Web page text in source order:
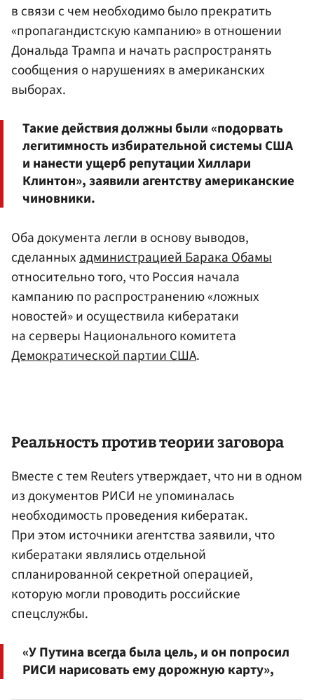
в связи с чем необходимо было прекратить
«пропагандистскую кампанию» в отношении
Дональда Трампа и начать распространять
сообщения о нарушениях в американских
выборах.
Такие действия должны были «подорвать
легитимность избирательной системы США
и нанести ущерб репутации Хиллари
Клинтон», заявили агентству американские
чиновники.
Оба документа легли в основу выводов,
сделанныхадминистрацией Барака Обамы
относительно того, что Россия начала
кампанию по распространению «ложных
новостей» и осуществила кибератаки
на серверы Национального комитета
Демократической партии США.
Реальность против теории заговора
Вместе с тем Reuters утверждает, что ни в одном
из документов РИСИ не упоминалась
необходимость проведения кибератак.
При этом источники агентства заявили, что
кибератаки являлись отдельной
спланированной секретной операцией,
которую могли проводить российские
спецслужбы.
«У Путина всегда была цель, и он попросил
РИСИ нарисовать ему дорожную карту»,